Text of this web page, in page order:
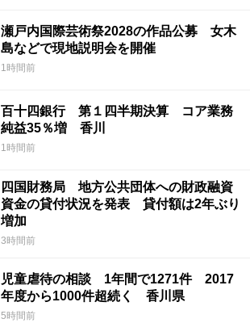
瀬戸内国際芸術祭2028の作品公募 女木
島などで現地説明会を開催
1時間前
百十四銀行 第１四半期決算 コア業務
純益35％増 香川
1時間前
四国財務局 地方公共団体への財政融資
資金の貸付状況を発表 貸付額は2年ぶり
増加
3時間前
児童虐待の相談 1年間で1271件 2017
年度から1000件超続く 香川県
5時間前